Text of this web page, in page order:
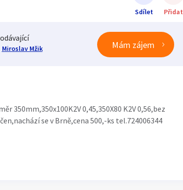
Sdílet Přidat
Sdílet na Facebooku
Miroslav Mžik Mám zájem
350mm,350x100K2V 0,45,350X80 K2V 0,56,bez
se v Brně,cena 500,-ks tel.724006344